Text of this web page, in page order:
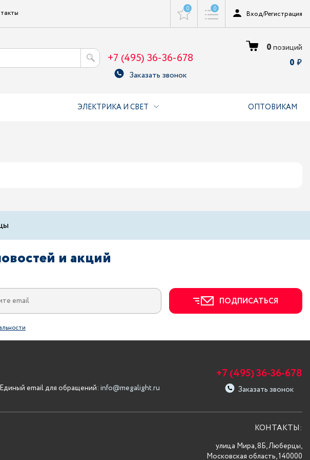
0 0
Вход/Регистрация
+7 (495) 36-36-678
Заказать звонок
0позиций
0
ЭЛЕКТРИКА И СВЕТ ОПТОВИКАМ
и акций
ПОДПИСАТЬСЯ
Единый email для обращений: info@megalight.ru
+7 (495) 36-36-678
Заказать звонок
КОНТАКТЫ:
улица Мира, 8Б, Люберцы,
Московская область, 140000